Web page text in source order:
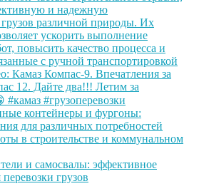
и надежную
различной природы. Их
ускорить выполнение
повысить качество процесса и
с ручной транспортировкой
Камаз Компас-9. Впечатления за
12. Дайте два!!! Летим за
#грузоперевозки
контейнеры и фургоны:
для различных потребностей
в строительстве и коммунальном
и самосвалы: эффективное
грузов